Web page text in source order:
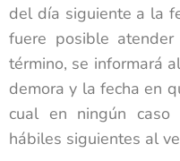
del día siguiente a la
fuere posible
término, se informará
demora y la fecha en
cual en ningún
hábiles siguientes al